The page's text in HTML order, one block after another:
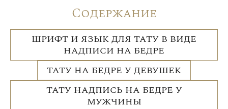
Содержание
ШРИФТ И ЯЗЫК ДЛЯ ТАТУ В ВИДЕ
НАДПИСИ НА БЕДРЕ
ТАТУ НА БЕДРЕ У ДЕВУШЕК
ТАТУ НАДПИСЬ НА БЕДРЕ У
МУЖЧИНЫ